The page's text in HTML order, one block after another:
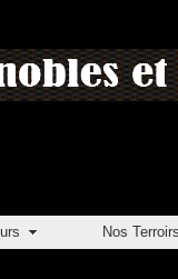
Nos Terroirs